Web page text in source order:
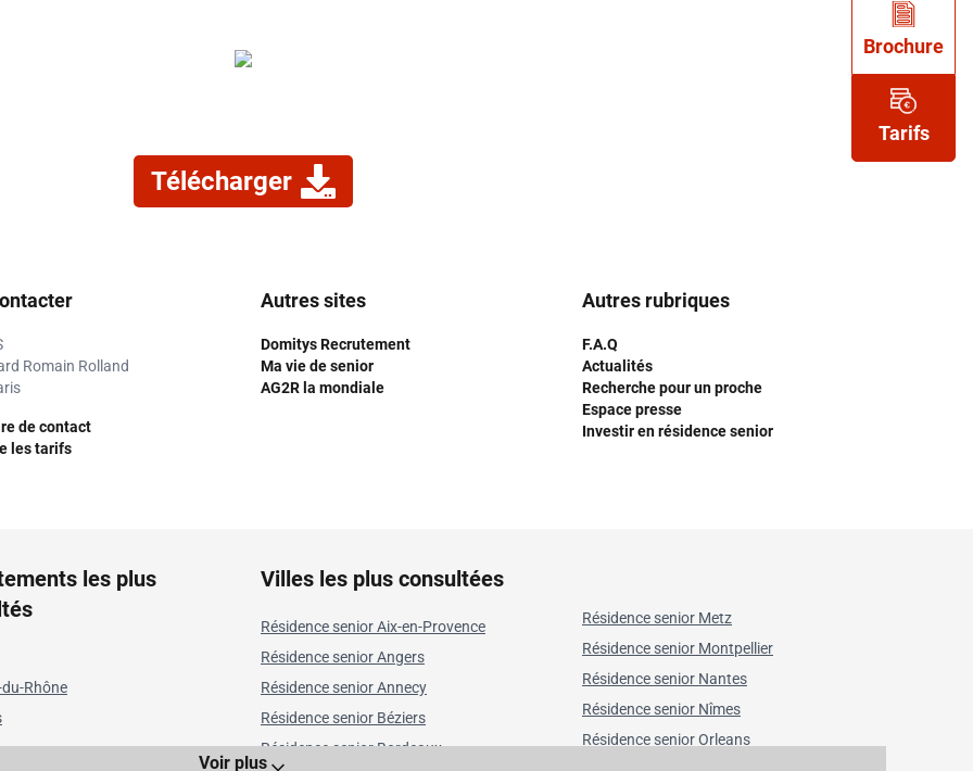
Télécharger
Romain Rolland
de contact
les tarifs
Autres sites
Domitys Recrutement
Ma vie de senior
AG2R la mondiale
Autres rubriques
F.A.Q
Actualités
Recherche pour un proche
Espace presse
Investir en résidence senior
les plus
Rhône
Villes les plus consultées
Résidence senior Aix-en-Provence
Résidence senior Angers
Résidence senior Annecy
Résidence senior Béziers
Résidence senior Bordeaux
Résidence senior Metz
Résidence senior Montpellier
Résidence senior Nantes
Résidence senior Nîmes
Résidence senior Orleans
Voir plus
Brochure
Tarifs